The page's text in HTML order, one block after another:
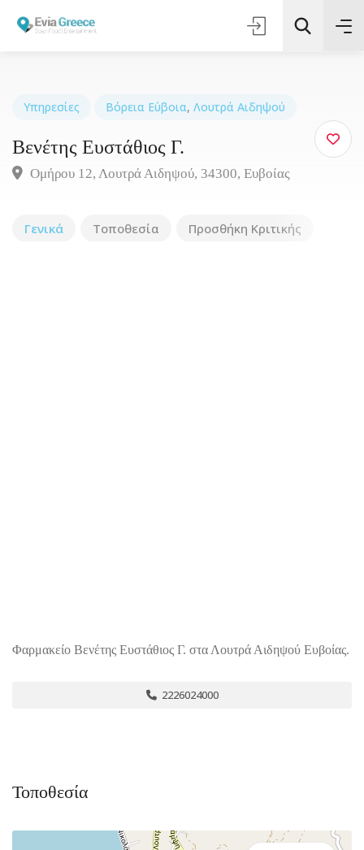
Τοποθεσία
Υπηρεσίες Βόρεια Εύβοια, Λουτρά Αιδηψού
Βενέτης Ευστάθιος Γ.
Ομήρου 12, Λουτρά Αιδηψού, 34300, Ευβοίας
Γενικά Τοποθεσία Προσθήκη Κριτικής
Φαρμακείο Βενέτης Ευστάθιος Γ. στα Λουτρά Αιδηψού Ευβοίας.
2226024000
Τοποθεσία